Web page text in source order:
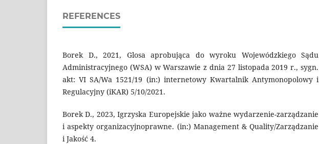
REFERENCES
Borek D., 2021, Glosa aprobująca do wyroku Wojewódzkiego Sądu
Administracyjnego (WSA) w Warszawie z dnia 27 listopada 2019 r., sygn.
akt: VI SA/Wa 1521/19 (in:) internetowy Kwartalnik Antymonopolowy i
Regulacyjny (iKAR) 5/10/2021.
Borek D., 2023, Igrzyska Europejskie jako ważne wydarzenie-zarządzanie
i aspekty organizacyjnoprawne. (in:) Management & Quality/Zarządzanie
i Jakość 4.